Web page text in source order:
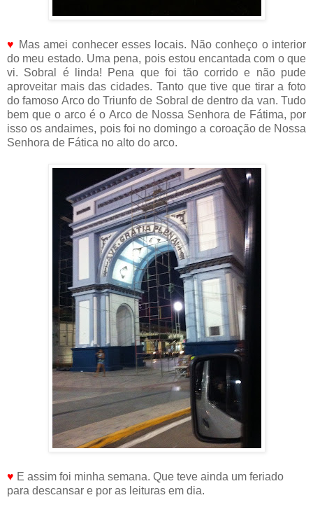
♥ Mas amei conhecer esses locais. Não conheço o interior
do meu estado. Uma pena, pois estou encantada com o que
vi. Sobral é linda! Pena que foi tão corrido e não pude
aproveitar mais das cidades. Tanto que tive que tirar a foto
do famoso Arco do Triunfo de Sobral de dentro da van. Tudo
bem que o arco é o Arco de Nossa Senhora de Fátima, por
isso os andaimes, pois foi no domingo a coroação de Nossa
Senhora de Fática no alto do arco.
♥ E assim foi minha semana. Que teve ainda um feriado
para descansar e por as leituras em dia.